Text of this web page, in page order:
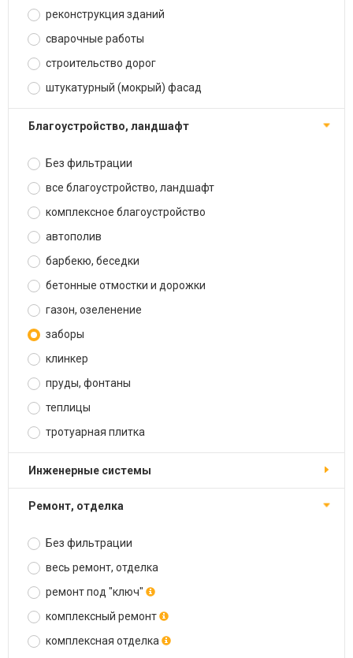
реконструкция зданий
сварочные работы
строительство дорог
штукатурный (мокрый) фасад
благоустройство, ландшафт
Без фильтрации
все благоустройство, ландшафт
комплексное благоустройство
автополив
барбекю, беседки
бетонные отмостки и дорожки
газон, озеленение
заборы
клинкер
пруды, фонтаны
теплицы
тротуарная плитка
инженерные системы
ремонт, отделка
Без фильтрации
весь ремонт, отделка
ремонт под "ключ"
комплексный ремонт
комплексная отделка